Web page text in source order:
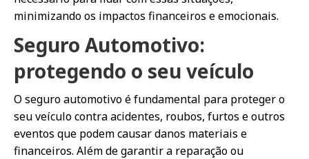
minimizando os impactos financeiros e emocionais.
Seguro Automotivo:
protegendo o seu veículo
O seguro automotivo é fundamental para proteger o
seu veículo contra acidentes, roubos, furtos e outros
eventos que podem causar danos materiais e
financeiros. Além de garantir a reparação ou